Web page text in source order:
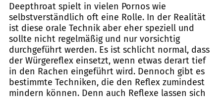
Deepthroat spielt in vielen Pornos wie
selbstverständlich oft eine Rolle. In der Realität
ist diese orale Technik aber eher speziell und
sollte nicht regelmäßig und nur vorsichtig
durchgeführt werden. Es ist schlicht normal, dass
der Würgereflex einsetzt, wenn etwas derart tief
in den Rachen eingeführt wird. Dennoch gibt es
bestimmte Techniken, die den Reflex zumindest
mindern können. Denn auch Reflexe lassen sich